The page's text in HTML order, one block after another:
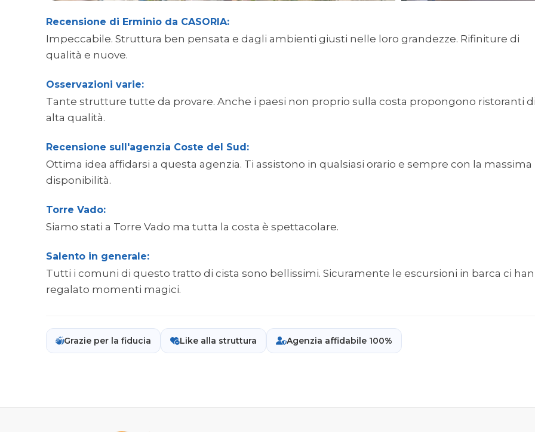
Recensione di Erminio da CASORIA:
Impeccabile. Struttura ben pensata e dagli ambienti giusti nelle loro grandezze. Rifiniture di
qualità e nuove.
Osservazioni varie:
Tante strutture tutte da provare. Anche i paesi non proprio sulla costa propongono ristoranti
alta qualità.
Recensione sull'agenzia Coste del Sud:
Ottima idea affidarsi a questa agenzia. Ti assistono in qualsiasi orario e sempre con la massima
disponibilità.
Torre Vado:
Siamo stati a Torre Vado ma tutta la costa è spettacolare.
Salento in generale:
Tutti i comuni di questo tratto di cista sono bellissimi. Sicuramente le escursioni in barca ci
regalato momenti magici.
Grazie per la fiducia Like alla struttura Agenzia affidabile 100%